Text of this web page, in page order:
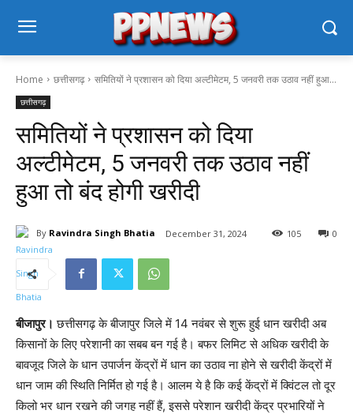
Home छत्तीसगढ़ समितियों ने प्रशासन को दिया अल्टीमेटम, 5 जनवरी तक उठाव नहीं हुआ...
छत्तीसगढ़
समितियों ने प्रशासन को दिया
अल्टीमेटम, 5 जनवरी तक उठाव नहीं
हुआ तो बंद होगी खरीदी
By Ravindra Singh Bhatia December 31, 2024 0
105
बीजापुर। छत्तीसगढ़ के बीजापुर जिले में 14 नवंबर से शुरू हुई धान खरीदी अब
किसानों के लिए परेशानी का सबब बन गई है। बफर लिमिट से अधिक खरीदी के
बावजूद जिले के धान उपार्जन केंद्रों में धान का उठाव ना होने से खरीदी केंद्रों में
धान जाम की स्थिति निर्मित हो गई है। आलम ये है कि कई केंद्रों में क्विंटल तो दूर
किलो भर धान रखने की जगह नहीं हैं, इससे परेशान खरीदी केंद्र प्रभारियों ने